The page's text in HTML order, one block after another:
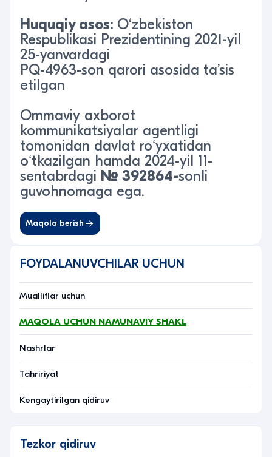
Huquqiy asos: O‘zbekiston
Respublikasi Prezidentining 2021-yil
25-yanvardagi
PQ-4963-son qarori asosida ta’sis
etilgan
Ommaviy axborot
kommunikatsiyalar agentligi
tomonidan davlat roʻyxatidan
oʻtkazilgan hamda 2024-yil 11-
sentabrdagi № 392864-sonli
guvohnomaga ega.
Maqola berish
FOYDALANUVCHILAR UCHUN
Mualliflar uchun
MAQOLA UCHUN NAMUNAVIY SHAKL
Nashrlar
Tahririyat
Kengaytirilgan qidiruv
Tezkor qidiruv